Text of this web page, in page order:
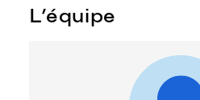
L’équipe